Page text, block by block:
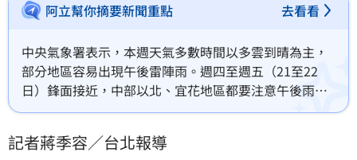
阿立幫你摘要新聞重點 去看看
中央氣象署表示，本週天氣多數時間以多雲到晴為主，
部分地區容易出現午後雷陣雨。週四至週五（21至22
日）鋒面接近，中部以北、宜花地區都要注意午後雨的
影響，桃園以北地區其它時段也可能有間歇性的短暫雨
溫。
記者蔣季容／台北報導